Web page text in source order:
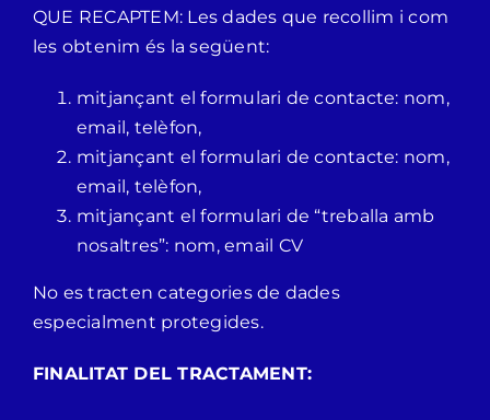
QUE RECAPTEM: Les dades que recollim i com
les obtenim és la següent:
mitjançant el formulari de contacte: nom,
email, telèfon,
mitjançant el formulari de contacte: nom,
email, telèfon,
mitjançant el formulari de “treballa amb
nosaltres”: nom, email CV
No es tracten categories de dades
especialment protegides.
FINALITAT DEL TRACTAMENT: